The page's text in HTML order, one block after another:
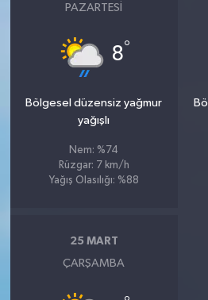
PAZARTESI
8°
Bölgesel düzensiz yağmur
yağışlı
Nem: %74
Rüzgar: 7 km/h
Yağış Olasılığı: %88
25 MART
ÇARŞAMBA